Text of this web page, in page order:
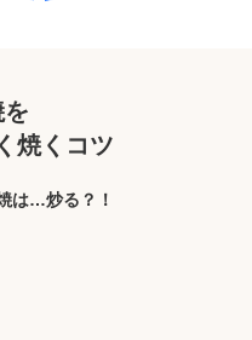
焼くコツ
は…炒る？！